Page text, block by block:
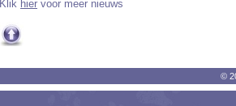
Klik hier voor meer nieuws
©